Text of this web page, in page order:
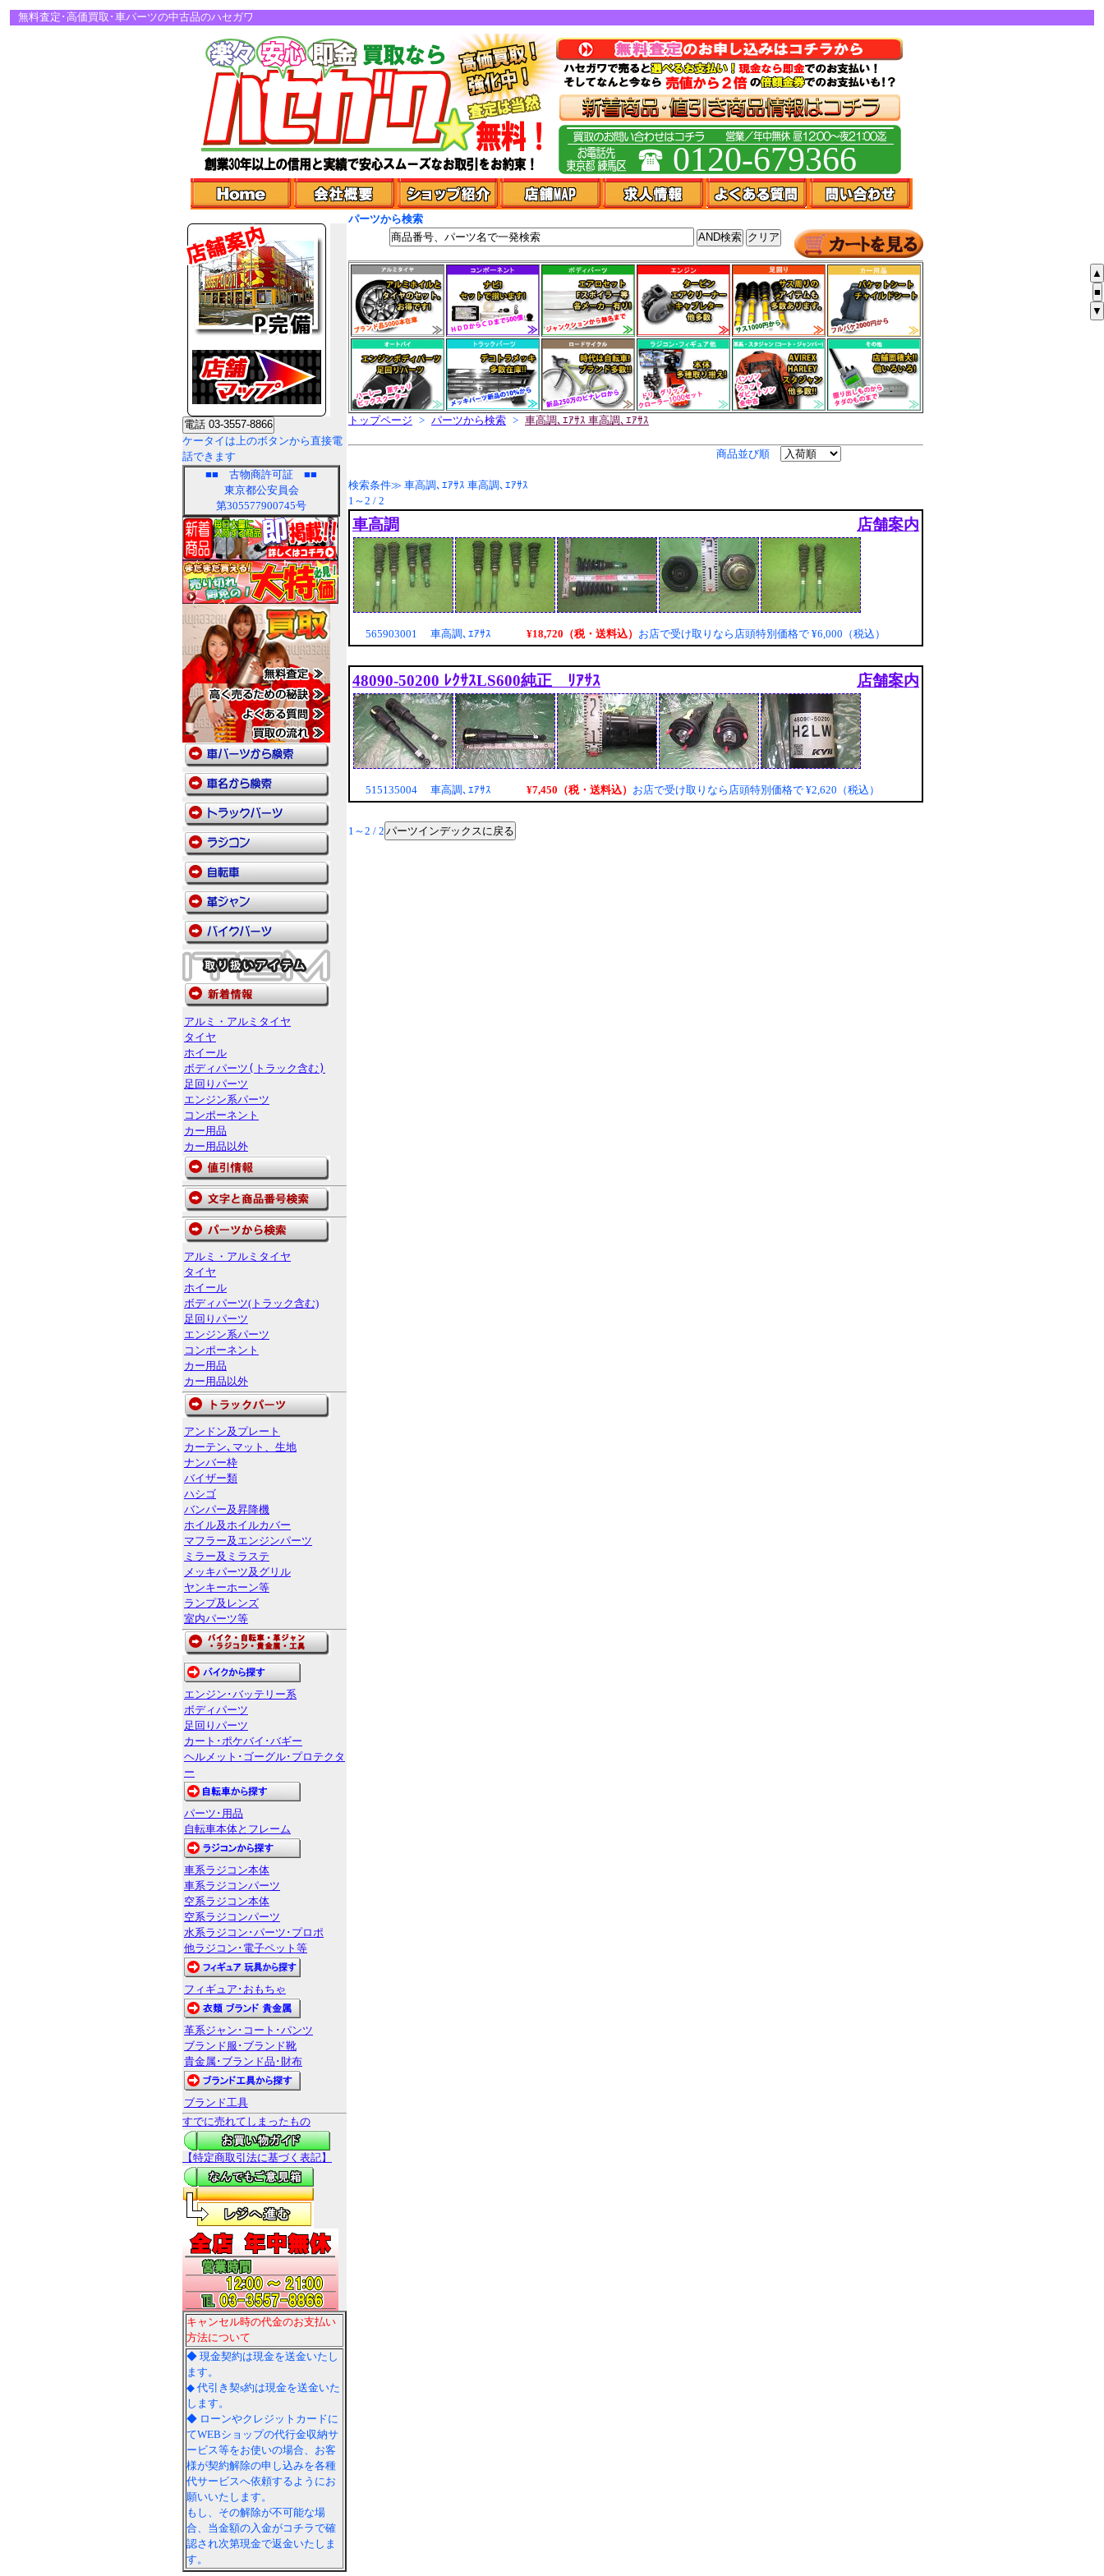
無料査定･高価買取･車パーツの中古品のハセガワ
0120-679366
ケータイは上のボタンから直接電
話できます
■■ 古物商許可証 ■■
東京都公安員会
第305577900745号
アルミ・アルミタイヤ
タイヤ
ホイール
ボディパーツ(トラック含む)
足回りパーツ
エンジン系パーツ
コンポーネント
カー用品
カー用品以外
アルミ・アルミタイヤ
タイヤ
ホイール
ボディパーツ(トラック含む)
足回りパーツ
エンジン系パーツ
コンポーネント
カー用品
カー用品以外
アンドン及プレート
カーテン､マット、生地
ナンバー枠
バイザー類
ハシゴ
バンパー及昇降機
ホイル及ホイルカバー
マフラー及エンジンパーツ
ミラー及ミラステ
メッキパーツ及グリル
ヤンキーホーン等
ランプ及レンズ
室内パーツ等
エンジン･バッテリー系
ボディパーツ
足回りパーツ
カート･ポケバイ･バギー
ヘルメット･ゴーグル･プロテクタ
ー
パーツ･用品
自転車本体とフレーム
車系ラジコン本体
車系ラジコンパーツ
空系ラジコン本体
空系ラジコンパーツ
水系ラジコン･パーツ･プロポ
他ラジコン･電子ペット等
フィギュア･おもちゃ
革系ジャン･コート･パンツ
ブランド服･ブランド靴
貴金属･ブランド品･財布
ブランド工具
すでに売れてしまったもの
【特定商取引法に基づく表記】
キャンセル時の代金のお支払い
方法について
◆ 現金契約は現金を送金いたし
ます。
◆ 代引き契s約は現金を送金いた
します。
◆ ローンやクレジットカードに
てWEBショップの代行金収納サ
ービス等をお使いの場合、お客
様が契約解除の申し込みを各種
代サービスへ依頼するようにお
願いいたします。
もし、その解除が不可能な場
合、当金額の入金がコチラで確
認され次第現金で返金いたしま
す。
パーツから検索
トップページ > パーツから検索 > 車高調､ｴｱｻｽ 車高調､ｴｱｻｽ
商品並び順
検索条件≫ 車高調､ｴｱｻｽ 車高調､ｴｱｻｽ
1～2 / 2
車高調 店舗案内
565903001 車高調､ｴｱｻｽ ¥18,720（税・送料込） お店で受け取りなら店頭特別価格で ¥6,000（税込）
48090-50200 ﾚｸｻｽLS600純正 ﾘｱｻｽ 店舗案内
515135004 車高調､ｴｱｻｽ ¥7,450（税・送料込） お店で受け取りなら店頭特別価格で ¥2,620（税込）
1～2 / 2 パーツインデックスに戻る
▲
■
▼